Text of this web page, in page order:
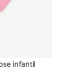
infantil